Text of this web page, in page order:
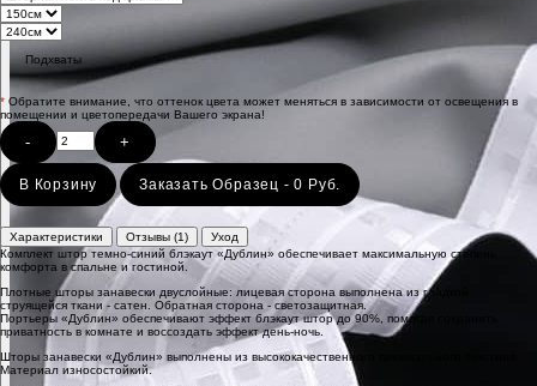
Подхваты
* Обратите внимание, что оттенок цвета может меняться в зависимости от освещения в
помещении и цветопередачи Вашего экрана!
- +
В Корзину Заказать Образец - 0 Руб.
Характеристики Отзывы (1)
Уход
Комплект штор темно-синий блэкаут «Дублин» обеспечивает максимальную степень
комфорта в спальне и гостиной.
Плотные шторы занавески двуслойные: лицевая сторона выполнена из гладкой
струящейся ткани - сатен. Обратная сторона - светозащитная.
Портьеры «Дублин» обеспечивают эффект блэкаут штор до 90%, помогая сохранить
приватность в комнате и воссоздать эффект день-ночь.
Шторы занавески «Дублин» выполнены из высококачественного премиального текстиля.
Материал износостойкий.